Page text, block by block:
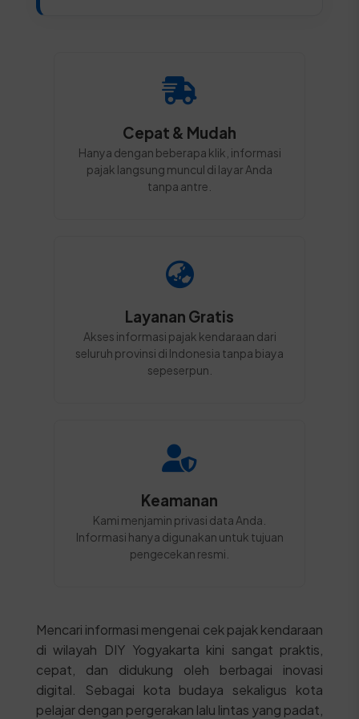
Cepat & Mudah
Hanya dengan beberapa klik, informasi
pajak langsung muncul di layar Anda
tanpa antre.
Layanan Gratis
Akses informasi pajak kendaraan dari
seluruh provinsi di Indonesia tanpa biaya
sepeserpun.
Keamanan
Kami menjamin privasi data Anda.
Informasi hanya digunakan untuk tujuan
pengecekan resmi.
Mencari informasi mengenai cek pajak kendaraan
di wilayah DIY Yogyakarta kini sangat praktis,
cepat, dan didukung oleh berbagai inovasi
digital. Sebagai kota budaya sekaligus kota
pelajar dengan pergerakan lalu lintas yang padat,